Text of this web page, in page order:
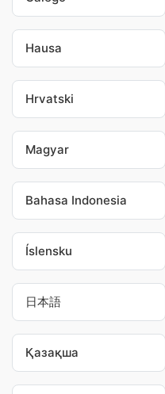
Hausa
Hrvatski
Magyar
Bahasa Indonesia
Íslensku
日本語
Қазақша